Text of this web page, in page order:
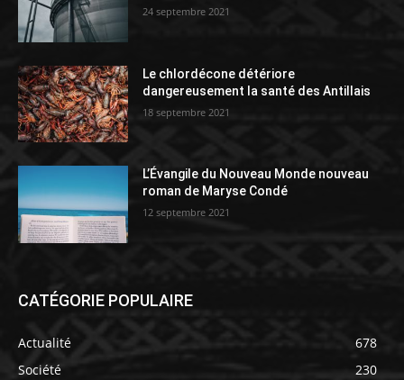
24 septembre 2021
Le chlordécone détériore
dangereusement la santé des Antillais
18 septembre 2021
L’Évangile du Nouveau Monde nouveau
roman de Maryse Condé
12 septembre 2021
CATÉGORIE POPULAIRE
Actualité
678
Société
230